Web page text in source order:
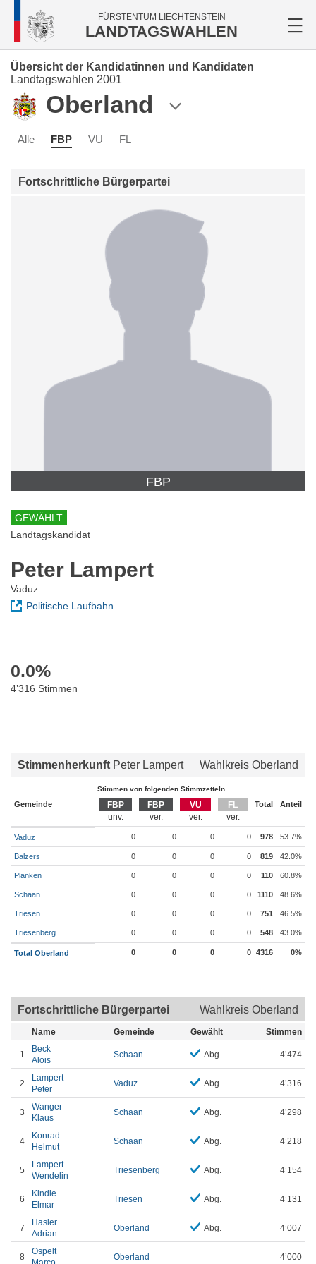
FÜRSTENTUM LIECHTENSTEIN
LANDTAGSWAHLEN
Übersicht der Kandidatinnen und Kandidaten
Landtagswahlen 2001
Oberland
Alle FBP VU FL
Fortschrittliche Bürgerpartei
FBP
GEWÄHLT
Landtagskandidat
Peter Lampert
Vaduz
Politische Laufbahn
0.0%
4’316 Stimmen
Stimmenherkunft Peter Lampert Wahlkreis Oberland
Stimmen von folgenden Stimmzetteln
Gemeinde FBP FBP VU FL Total Anteil
Vaduz 0 0 0 0 978 53.7%
Balzers 0 0 0 0 819 42.0%
Planken 0 0 0 0 110 60.8%
Schaan 0 0 0 0 1110 48.6%
Triesen 0 0 0 0 751 46.5%
Triesenberg 0 0 0 0 548 43.0%
Total Oberland 0 0 0 0 4316 0%
Fortschrittliche Bürgerpartei Wahlkreis Oberland
Name Gemeinde Gewählt Stimmen
1
Beck
Alois
Schaan Abg. 4’474
2
Lampert
Peter
Vaduz Abg. 4’316
3
Wanger
Klaus
Schaan Abg. 4’298
4
Konrad
Helmut
Schaan Abg. 4’218
5
Lampert
Wendelin
Triesenberg Abg. 4’154
6
Kindle
Elmar
Triesen Abg. 4’131
7
Hasler
Adrian
Oberland Abg. 4’007
8
Ospelt
Oberland 4’000